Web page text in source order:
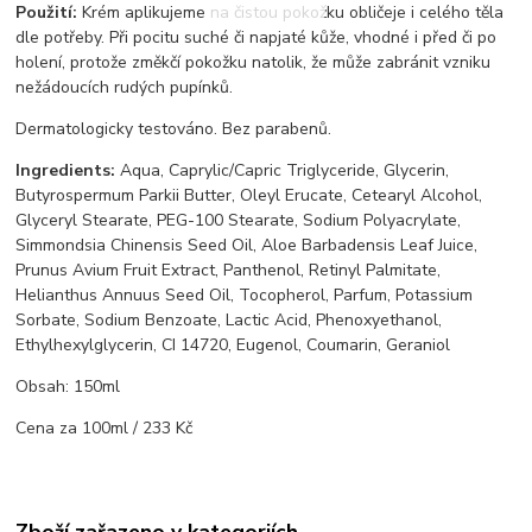
Použití: Krém aplikujeme na čistou pokožku obličeje i celého těla
dle potřeby. Při pocitu suché či napjaté kůže, vhodné i před či po
holení, protože změkčí pokožku natolik, že může zabránit vzniku
nežádoucích rudých pupínků.
Dermatologicky testováno. Bez parabenů.
Ingredients: Aqua, Caprylic/Capric Triglyceride, Glycerin,
Butyrospermum Parkii Butter, Oleyl Erucate, Cetearyl Alcohol,
Glyceryl Stearate, PEG-100 Stearate, Sodium Polyacrylate,
Simmondsia Chinensis Seed Oil, Aloe Barbadensis Leaf Juice,
Prunus Avium Fruit Extract, Panthenol, Retinyl Palmitate,
Helianthus Annuus Seed Oil, Tocopherol, Parfum, Potassium
Sorbate, Sodium Benzoate, Lactic Acid, Phenoxyethanol,
Ethylhexylglycerin, CI 14720, Eugenol, Coumarin, Geraniol
Obsah: 150ml
Cena za 100ml / 233 Kč